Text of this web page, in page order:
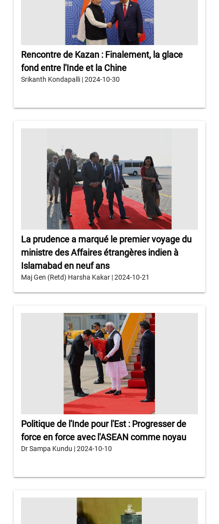
Rencontre de Kazan : Finalement, la glace
fond entre l'Inde et la Chine
Srikanth Kondapalli | 2024-10-30
La prudence a marqué le premier voyage du
ministre des Affaires étrangères indien à
Islamabad en neuf ans
Maj Gen (Retd) Harsha Kakar | 2024-10-21
Politique de l'Inde pour l'Est : Progresser de
force en force avec l'ASEAN comme noyau
Dr Sampa Kundu | 2024-10-10